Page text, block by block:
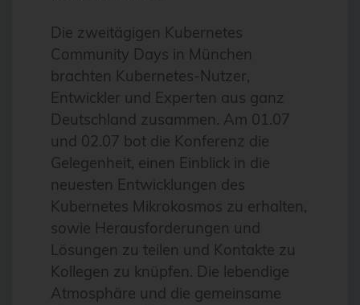
Ansible
Ansible Community Proxmox
Ansible-Modul
AnsibleFest
Antivirus
Apache
Apache Guacamole
apachekafka®
API-Integration
AppArmor
Die zweitägigen Kubernetes
Community Days in München
brachten Kubernetes-Nutzer,
Entwickler und Experten aus ganz
Deutschland zusammen. Am 01.07
und 02.07 bot die Konferenz die
Gelegenheit, einen Einblick in die
neuesten Entwicklungen des
Kubernetes Mikrokosmos zu erhalten,
sowie Herausforderungen und
Lösungen zu teilen und Kontakte zu
Kollegen zu knüpfen. Die lebendige
Atmosphäre und die gemeinsame